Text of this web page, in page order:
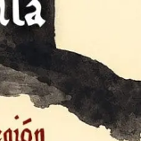
en la
haber
cinco años
de la presente
Manuel
o haber